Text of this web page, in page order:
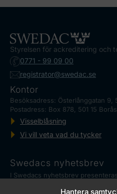
Hantera
Styrelsen för ackreditering och
0771 - 99 09 00
registrator@swedac.se
Kontor
Besöksadress: Österlånggatan 9,
Postadress: Box 878, 501 15 Borås
Visselblåsning
Vi vill veta vad du tycker
Swedacs nyhetsbrev
I Swedacs nyhetsbrev